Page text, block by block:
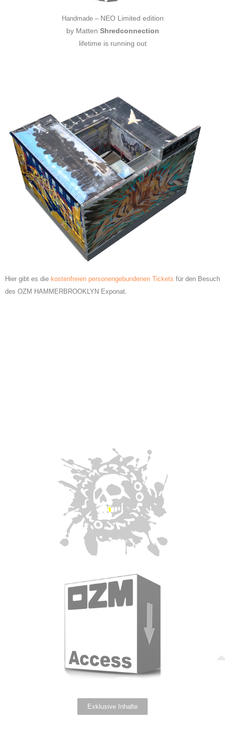
Handmade – NEO Limited edition
by Matten Shredconnection
lifetime is running out
Hier gibt es die kostenfreien personengebundenen Tickets für den Besuch
des OZM HAMMERBROOKLYN Exponat.
Exklusive Inhalte